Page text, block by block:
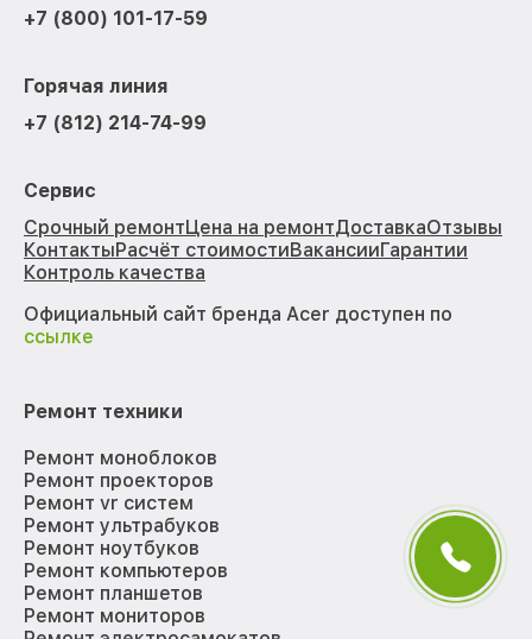
+7 (800) 101-17-59
Горячая линия
+7 (812) 214-74-99
Сервис
Срочный ремонтЦена на ремонтДоставкаОтзывы
КонтактыРасчёт стоимостиВакансииГарантии
Контроль качества
Официальный сайт бренда Acer доступен по
ссылке
Ремонт техники
Ремонт моноблоков
Ремонт проекторов
Ремонт vr систем
Ремонт ультрабуков
Ремонт ноутбуков
Ремонт компьютеров
Ремонт планшетов
Ремонт мониторов